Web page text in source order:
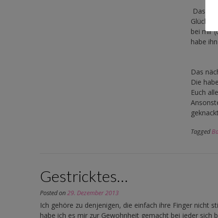
Das
bei mir
habe
Das
Die
Euch
Tagged
Gestricktes…
Posted on29. Dezember 2013
Ich gehöre zu denjenigen, die einfach ihre Finger nicht
habe ich es mir zur Gewohnheit gemacht bei jeder sich